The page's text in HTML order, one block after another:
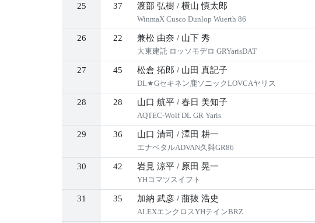
25 37 渡部 弘樹 / 横山 慎太郎
WinmaX Cusco Dunlop Wuerth 86
26 22 兼松 由奈 / 山下 秀
大東建託 ロッソモデロ GRYarisDAT
27 45 松倉 拓郎 / 山田 真記子
DL★Gセキネン鹿ソニックLOVCAヤリス
28 28 山口 航平 / 春日 美知子
AQTEC-Wolf DL GR Yaris
29 36 山口 清司 / 澤田 耕一
エナペタルADVAN久與GR86
30 42 岩見 涼平 / 原田 晃一
YHコマツスイフト
31 35 加納 武彦 / 萠抜 浩史
ALEXエンクロスYHテインBRZ